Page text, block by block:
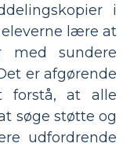
i
lære at
med sundere
er afgørende
forstå, at alle
søge støtte og
udfordrende